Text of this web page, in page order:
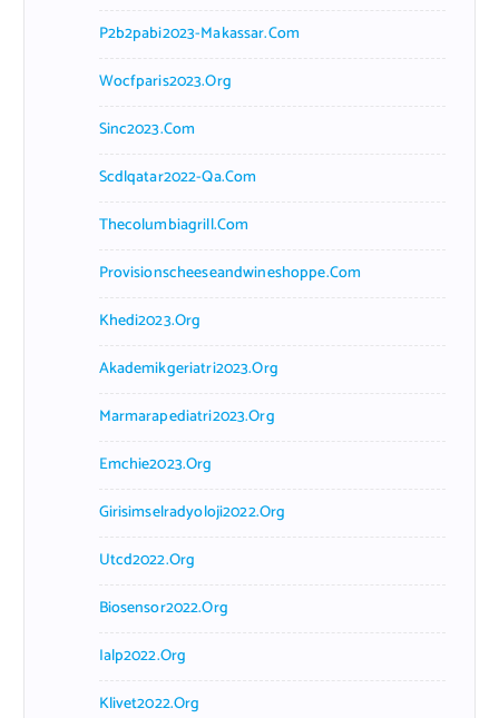
P2b2pabi2023-Makassar.com
Wocfparis2023.org
Sinc2023.com
Scdlqatar2022-Qa.com
Thecolumbiagrill.com
Provisionscheeseandwineshoppe.com
Khedi2023.org
Akademikgeriatri2023.org
Marmarapediatri2023.org
Emchie2023.org
Girisimselradyoloji2022.org
Utcd2022.org
Biosensor2022.org
Ialp2022.org
Klivet2022.org